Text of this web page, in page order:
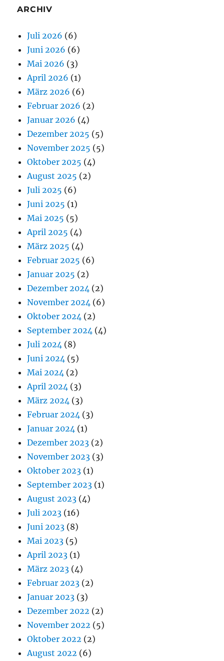
ARCHIV
Juli 2026 (6)
Juni 2026 (6)
Mai 2026 (3)
April 2026 (1)
März 2026 (6)
Februar 2026 (2)
Januar 2026 (4)
Dezember 2025 (5)
November 2025 (5)
Oktober 2025 (4)
August 2025 (2)
Juli 2025 (6)
Juni 2025 (1)
Mai 2025 (5)
April 2025 (4)
März 2025 (4)
Februar 2025 (6)
Januar 2025 (2)
Dezember 2024 (2)
November 2024 (6)
Oktober 2024 (2)
September 2024 (4)
Juli 2024 (8)
Juni 2024 (5)
Mai 2024 (2)
April 2024 (3)
März 2024 (3)
Februar 2024 (3)
Januar 2024 (1)
Dezember 2023 (2)
November 2023 (3)
Oktober 2023 (1)
September 2023 (1)
August 2023 (4)
Juli 2023 (16)
Juni 2023 (8)
Mai 2023 (5)
April 2023 (1)
März 2023 (4)
Februar 2023 (2)
Januar 2023 (3)
Dezember 2022 (2)
November 2022 (5)
Oktober 2022 (2)
August 2022 (6)